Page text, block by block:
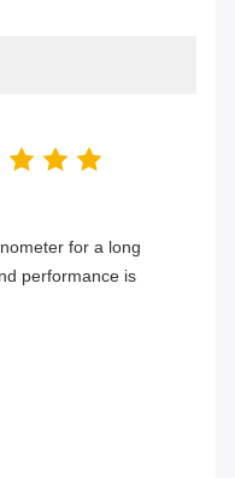
for a long
performance is